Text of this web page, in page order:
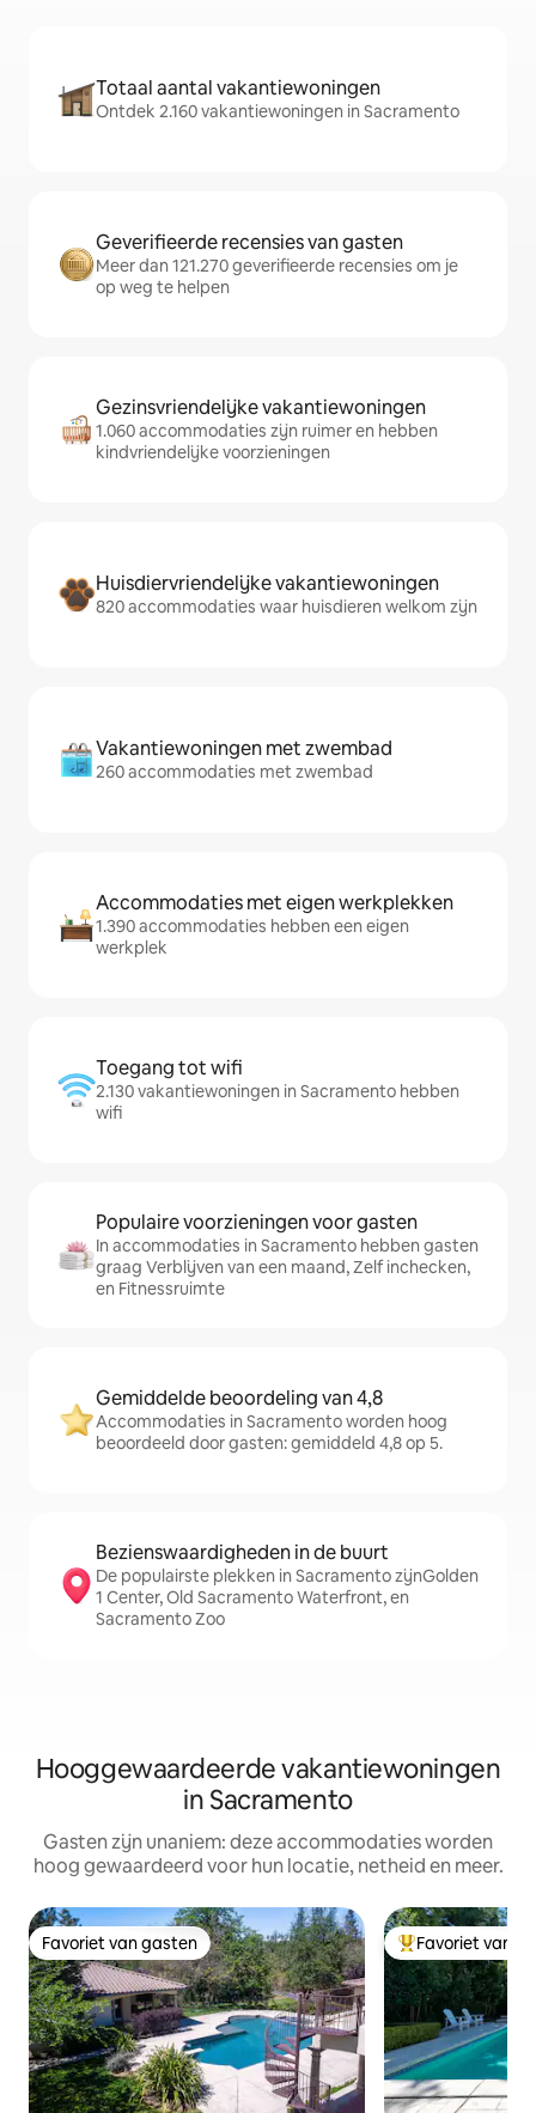
Totaal aantal vakantiewoningen
Ontdek 2.160 vakantiewoningen in Sacramento
Geverifieerde recensies van gasten
Meer dan 121.270 geverifieerde recensies om je
op weg te helpen
Gezinsvriendelijke vakantiewoningen
1.060 accommodaties zijn ruimer en hebben
kindvriendelijke voorzieningen
Huisdiervriendelijke vakantiewoningen
820 accommodaties waar huisdieren welkom zijn
Vakantiewoningen met zwembad
260 accommodaties met zwembad
Accommodaties met eigen werkplekken
1.390 accommodaties hebben een eigen
werkplek
Toegang tot wifi
2.130 vakantiewoningen in Sacramento hebben
wifi
Populaire voorzieningen voor gasten
In accommodaties in Sacramento hebben gasten
graag Verblijven van een maand, Zelf inchecken,
en Fitnessruimte
Gemiddelde beoordeling van 4,8
Accommodaties in Sacramento worden hoog
beoordeeld door gasten: gemiddeld 4,8 op 5.
Bezienswaardigheden in de buurt
De populairste plekken in Sacramento zijnGolden
1 Center, Old Sacramento Waterfront, en
Sacramento Zoo
Hooggewaardeerde vakantiewoningen
in Sacramento
Gasten zijn unaniem: deze accommodaties worden
hoog gewaardeerd voor hun locatie, netheid en meer.
Favoriet van gasten
Favoriet van gasten Topfavoriet van
Favoriet van